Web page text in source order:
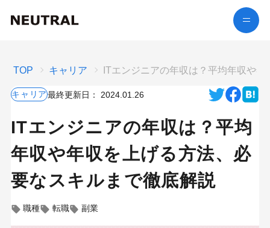
TOP キャリア ITエンジニアの年収は？平均年収や
キャリア最終更新日： 2024.01.26
ITエンジニアの年収は？平均
年収や年収を上げる方法、必
要なスキルまで徹底解説
職種 転職 副業